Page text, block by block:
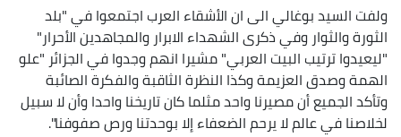
ولفت السيد بوغالي الى ان الأشقاء العرب اجتمعوا في "بلد
الثورة والثوار وفي ذكرى الشهداء الابرار والمجاهدين الأحرار"
"ليعيدوا ترتيب البيت العربي" مشيرا انهم وجدوا في الجزائر "علو
الهمة وصدق العزيمة وكذا النظرة الثاقبة والفكرة الصائبة
وتأكد الجميع أن مصيرنا واحد مثلما كان تاريخنا واحدا وأن لا سبيل
لخلاصنا في عالم لا يرحم الضعفاء إلا بوحدتنا ورص صفوفنا".